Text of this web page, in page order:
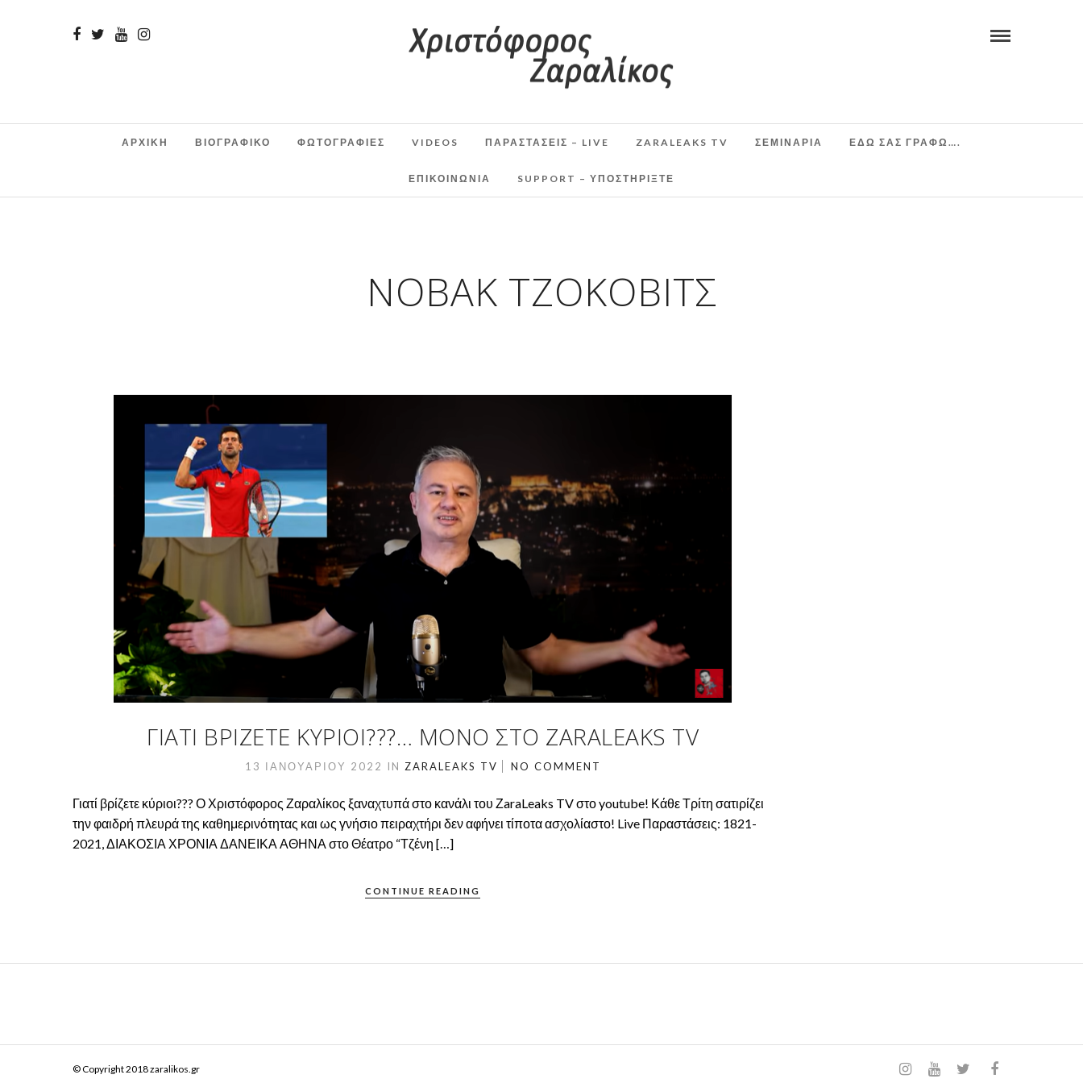
ΑΡΧΙΚΗ ΒΙΟΓΡΑΦΙΚΟ ΦΩΤΟΓΡΑΦΙΕΣ VIDEOS ΠΑΡΑΣΤΆΣΕΙΣ – LIVE ZARALEAKS TV ΣΕΜΙΝΆΡΙΑ ΕΔΩ ΣΑΣ ΓΡΑΦΩ….
ΕΠΙΚΟΙΝΩΝΙΑ SUPPORT – ΥΠΟΣΤΗΡΊΞΤΕ
ΝΌΒΑΚ ΤΖΌΚΟΒΙΤΣ
ΓΙΑΤΊ ΒΡΊΖΕΤΕ ΚΎΡΙΟΙ???… ΜΌΝΟ ΣΤΟ ZARALEAKS TV
13 ΙΑΝΟΥΑΡΊΟΥ 2022 IN ZARALEAKS TV NO COMMENT
Γιατί βρίζετε κύριοι??? Ο Χριστόφορος Ζαραλίκος ξαναχτυπά στο κανάλι του ΖaraLeaks TV στο youtube! Κάθε Τρίτη σατιρίζει
την φαιδρή πλευρά της καθημερινότητας και ως γνήσιο πειραχτήρι δεν αφήνει τίποτα ασχολίαστο! Live Παραστάσεις: 1821-
2021, ΔΙΑΚΟΣΙΑ ΧΡΟΝΙΑ ΔΑΝΕΙΚΑ ΑΘΗΝΑ στο Θέατρο “Τζένη […]
CONTINUE READING
© Copyright 2018 zaralikos.gr